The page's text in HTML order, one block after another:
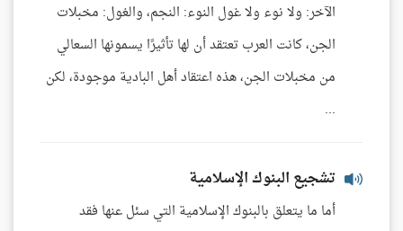
الآخر: ولا نوء ولا غول النوء: النجم، والغول: مخبلات
الجن، كانت العرب تعتقد أن لها تأثيرًا يسمونها السعالي
من مخبلات الجن، هذه اعتقاد أهل البادية موجودة، لكن
...
تشجيع البنوك الإسلامية
أما ما يتعلق بالبنوك الإسلامية التي سئل عنها فقد